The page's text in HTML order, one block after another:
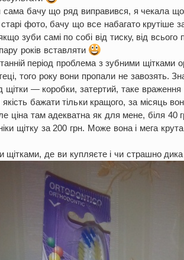
бачу що ряд виправився, я чекала що
фото, бачу що все набагато крутіше
зуби самі по собі від тиску, від
років вставляти
період проблема з зубними щітками
того року вони пропали не завозять.
щітки — коробки, затертий, таке враження
якість бажати тільки кращого, за місяць
ціна там адекватна як для мене, біля 40
щітку за 200 грн. Може вона і мега
щітками, де ви купляєте і чи страшно